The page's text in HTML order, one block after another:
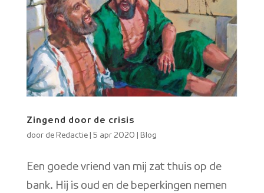
Zingend door de crisis
door de Redactie| 5 apr 2020 Blog
Een goede vriend van mij zat thuis op de
bank. Hij is oud en de beperkingen nemen